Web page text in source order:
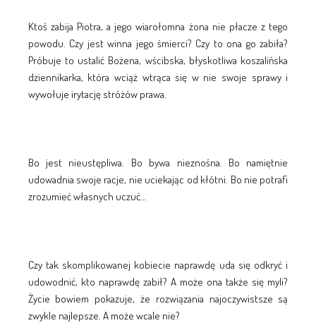
Ktoś zabija Piotra, a jego wiarołomna żona nie płacze z tego
powodu. Czy jest winna jego śmierci? Czy to ona go zabiła?
Próbuje to ustalić Bożena, wścibska, błyskotliwa koszalińska
dziennikarka, która wciąż wtrąca się w nie swoje sprawy i
wywołuje irytację stróżów prawa.
Bo jest nieustępliwa. Bo bywa nieznośna. Bo namiętnie
udowadnia swoje racje, nie uciekając od kłótni. Bo nie potrafi
zrozumieć własnych uczuć…
Czy tak skomplikowanej kobiecie naprawdę uda się odkryć i
udowodnić, kto naprawdę zabił? A może ona także się myli?
Życie bowiem pokazuje, że rozwiązania najoczywistsze są
zwykle najlepsze. A może wcale nie?